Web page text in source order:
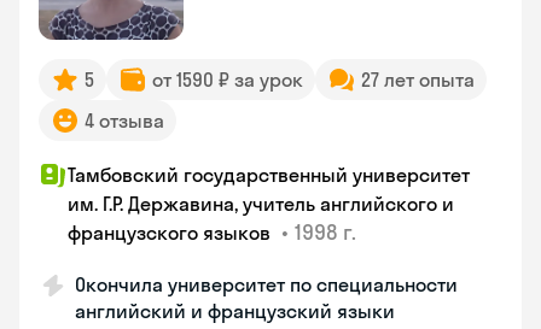
5 от 1590 ₽ за урок
27 лет опыта
4 отзыва
Тамбовский государственный университет
им. Г.Р. Державина, учитель английского и
французского языков • 1998 г.
Окончила университет по специальности
английский и французский языки